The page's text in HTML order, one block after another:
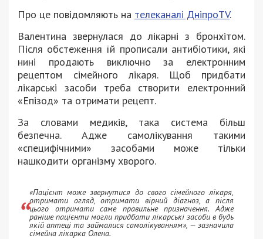
Про це повідомляють на телеканалі ДніпроTV.
Валентина звернулася до лікарні з бронхітом.
Після обстеження їй прописали антибіотики, які
нині продають виключно за електронним
рецептом сімейного лікаря. Щоб придбати
лікарські засоби треба створити електронний
«Епізод» та отримати рецепт.
За словами медиків, така система більш
безпечна. Адже самолікування такими
«специфічними» засобами може тільки
нашкодити організму хворого.
«Пацієнт може звернутися до свого сімейного лікаря,
отримати огляд, отримати вірний діагноз, а після
цього отримати саме правильне призначення. Адже
раніше пацієнти могли придбати лікарські засоби в будь
якій аптеці та займалися самолікуванням», — зазначила
сімейна лікарка Олена.